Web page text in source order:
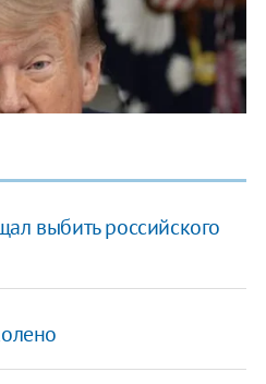
выбить российского